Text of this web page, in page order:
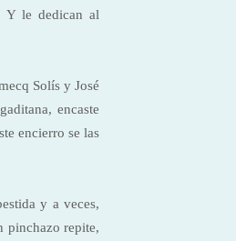
Y le dedican al
Solís y José
encaste
encierro se las
y a veces,
pinchazo repite,